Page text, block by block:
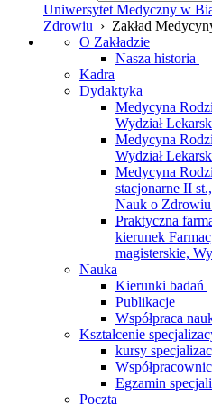
Uniwersytet Medyczny w
Zdrowiu › Zakład
O Zakładzie
Nasza historia
Kadra
Dydaktyka
Medycyna
Wydział
Medycyna
Wydział
Medycyna
stacjonarne II
Nauk o Zdrowiu
Praktyczna
kierunek
magisterskie,
Nauka
Kierunki badań
Publikacje
Współpraca
Kształcenie
kursy
Egzamin
Poczta